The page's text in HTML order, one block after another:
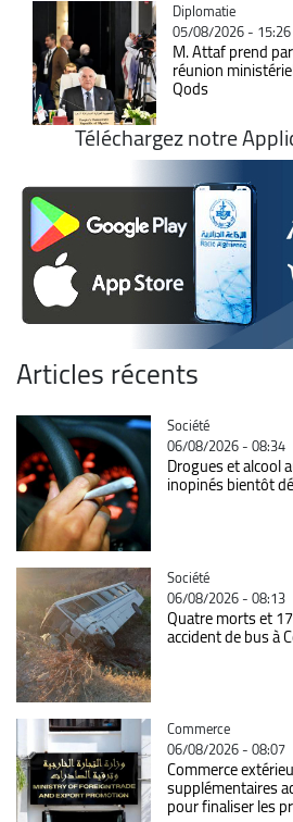
Catégorie
Diplomatie
05/08/2026 - 15:26
M. Attaf prend
réunion
Qods
Téléchargez notre
Articles récents
Catégorie
Société
06/08/2026 - 08:34
Drogues et alcool
inopinés bientôt
Catégorie
Société
06/08/2026 - 08:13
Quatre morts et
accident de bus à
Catégorie
Commerce
06/08/2026 - 08:07
Commerce
supplémentaires
pour finaliser les